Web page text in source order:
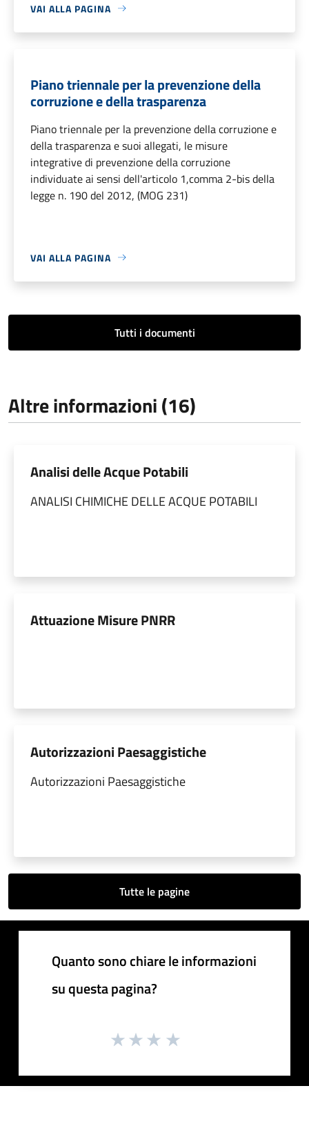
VAI ALLA PAGINA
Piano triennale per la prevenzione della
corruzione e della trasparenza
Piano triennale per la prevenzione della corruzione e
della trasparenza e suoi allegati, le misure
integrative di prevenzione della corruzione
individuate ai sensi dell'articolo 1,comma 2-bis della
legge n. 190 del 2012, (MOG 231)
VAI ALLA PAGINA
Tutti i documenti
Altre informazioni (16)
Analisi delle Acque Potabili
ANALISI CHIMICHE DELLE ACQUE POTABILI
Attuazione Misure PNRR
Autorizzazioni Paesaggistiche
Autorizzazioni Paesaggistiche
Tutte le pagine
Quanto sono chiare le informazioni
su questa pagina?